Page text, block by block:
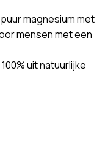
magnesium met
mensen met een
uit natuurlijke